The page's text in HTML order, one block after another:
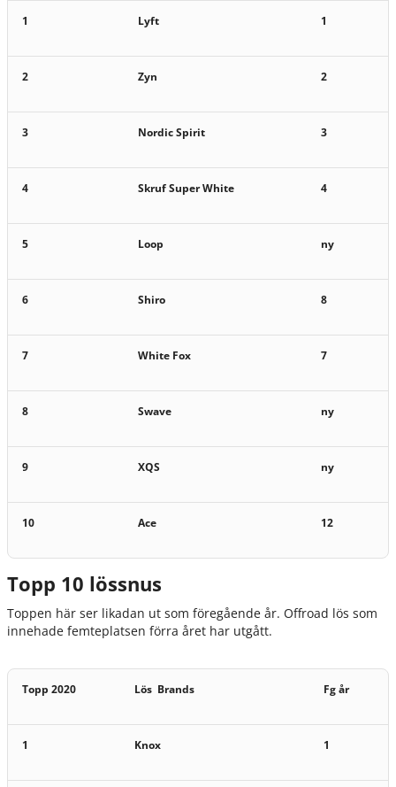
1 Lyft 1
2 Zyn 2
3 Nordic Spirit 3
4 Skruf Super White 4
5 Loop ny
6 Shiro 8
7 White Fox 7
8 Swave ny
9 XQS ny
10 Ace 12
Topp 10 lössnus
Toppen här ser likadan ut som föregående år. Offroad lös som
innehade femteplatsen förra året har utgått.
Topp 2020 Lös Brands Fg år
1 Knox 1